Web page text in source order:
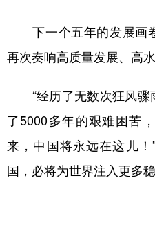
下一个五年的发展画卷
再次奏响高质量发展、高
“经历了无数次狂风骤
了5000多年的艰难困苦
来，中国将永远在这儿
国，必将为世界注入更多